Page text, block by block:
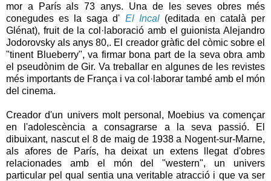
mor a París als 73 anys. Una de les seves obres més
conegudes es la saga d' El Incal (editada en català per
Glénat), fruit de la col·laboració amb el guionista Alejandro
Jodorovsky als anys 80,. El creador gràfic del còmic sobre el
"tinent Blueberry", va firmar bona part de la seva obra amb
el pseudònim de Gir. Va treballar en algunes de les revistes
més importants de França i va col·laborar també amb el món
del cinema.
Creador d'un univers molt personal, Moebius va començar
en l'adolescència a consagrarse a la seva passió. El
dibuixant, nascut el 8 de maig de 1938 a Nogent-sur-Marne,
als afores de París, ha deixat un extens llegat d'obres
relacionades amb el món del "western", un univers
particular pel qual sentia una veritable atracció i que va ser